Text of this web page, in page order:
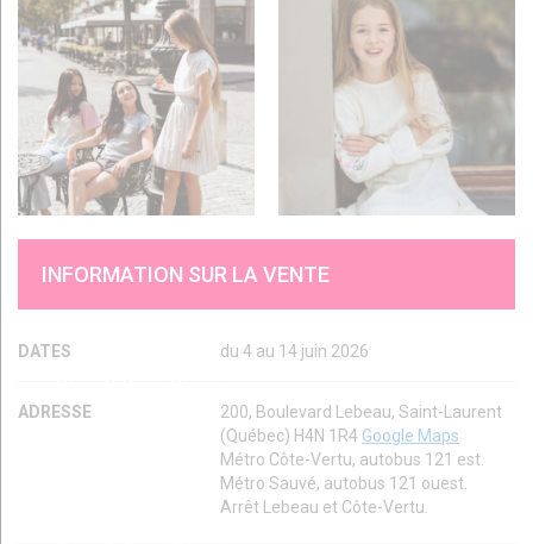
INFORMATION SUR LA VENTE
DATES du 4 au 14 juin 2026
ADRESSE
200, Boulevard Lebeau, Saint-Laurent
(Québec) H4N 1R4 Google Maps
Métro Côte-Vertu, autobus 121 est.
Métro Sauvé, autobus 121 ouest.
Arrêt Lebeau et Côte-Vertu.